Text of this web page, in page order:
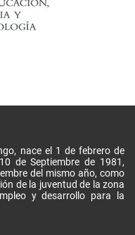
nace el 1 de febrero de
de Septiembre de 1981,
del mismo año, como
de la juventud de la zona
y desarrollo para la